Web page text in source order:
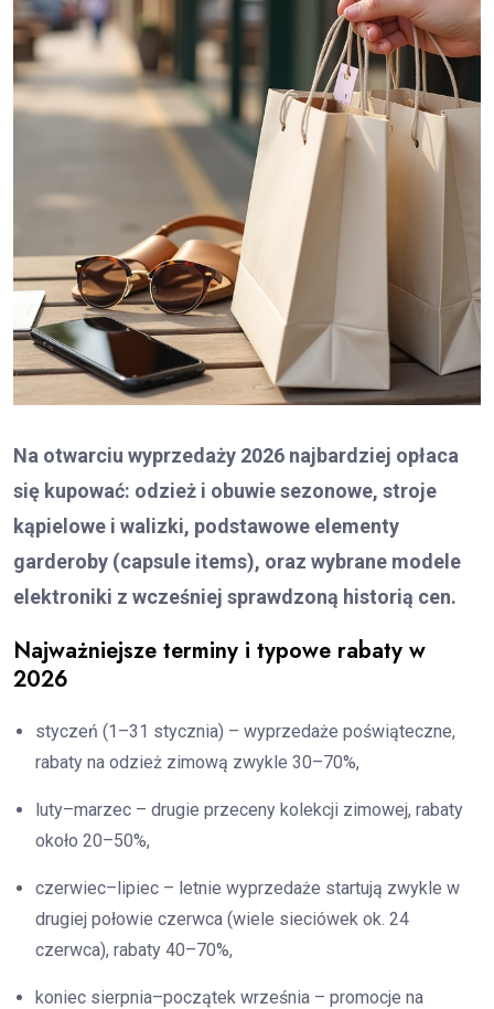
Na otwarciu wyprzedaży 2026 najbardziej opłaca
się kupować: odzież i obuwie sezonowe, stroje
kąpielowe i walizki, podstawowe elementy
garderoby (capsule items), oraz wybrane modele
elektroniki z wcześniej sprawdzoną historią cen.
Najważniejsze terminy i typowe rabaty w
2026
styczeń (1–31 stycznia) – wyprzedaże poświąteczne,
rabaty na odzież zimową zwykle 30–70%,
luty–marzec – drugie przeceny kolekcji zimowej, rabaty
około 20–50%,
czerwiec–lipiec – letnie wyprzedaże startują zwykle w
drugiej połowie czerwca (wiele sieciówek ok. 24
czerwca), rabaty 40–70%,
koniec sierpnia–początek września – promocje na